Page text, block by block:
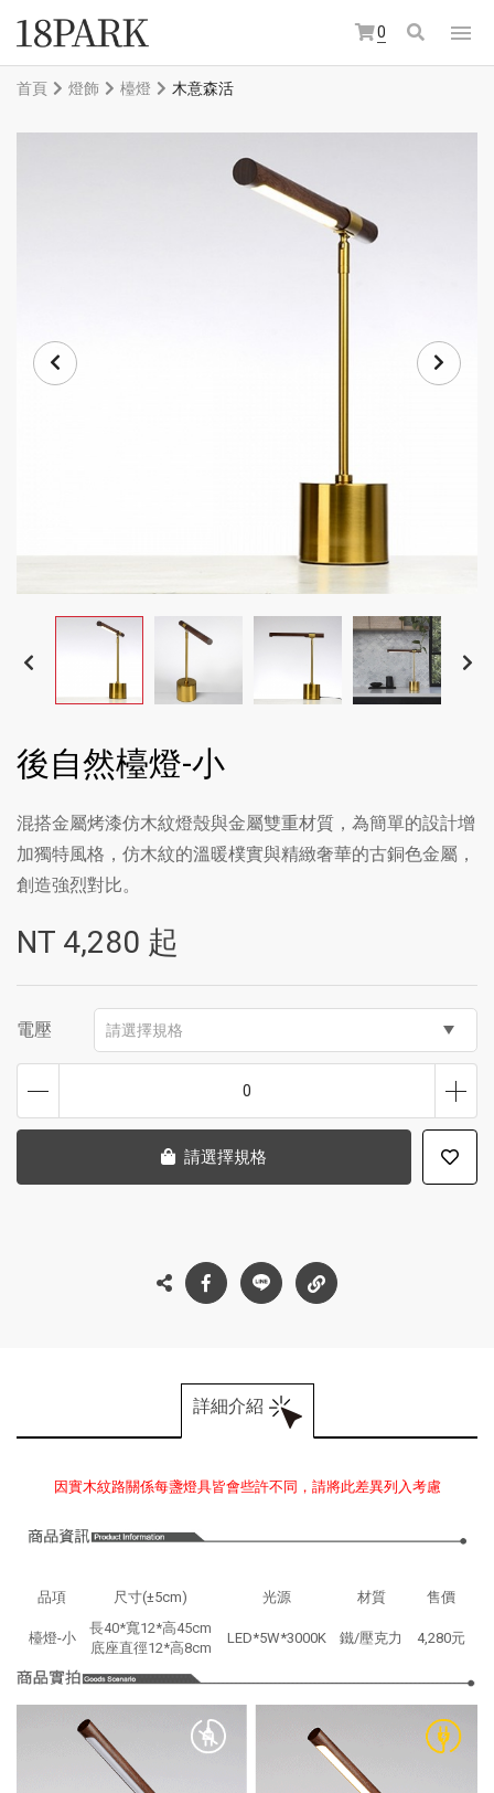
0
首頁 燈飾 檯燈 木意森活
後自然檯燈-小
混搭金屬烤漆仿木紋燈殼與金屬雙重材質，為簡單的設計增
加獨特風格，仿木紋的溫暖樸實與精緻奢華的古銅色金屬，
創造強烈對比。
NT 4,280 起
電壓 請選擇規格
0
請選擇規格
詳細介紹
因實木紋路關係每盞燈具皆會些許不同，請將此差異列入考慮
品項 尺寸(±5cm) 光源 材質 售價
檯燈-小
長40*寬12*高45cm
底座直徑12*高8cm
LED*5W*3000K 鐵/壓克力 4,280元